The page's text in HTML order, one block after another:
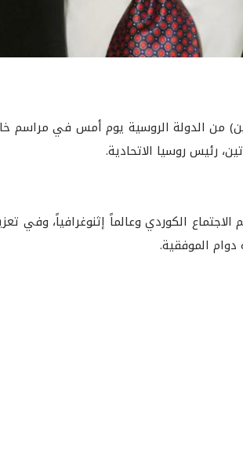
من الدولة الروسية يوم أمس في
رئيس روسيا الاتحادية.
الكوردي وعالماً إثنوغرافياً، وفي
دوام الموفقية.